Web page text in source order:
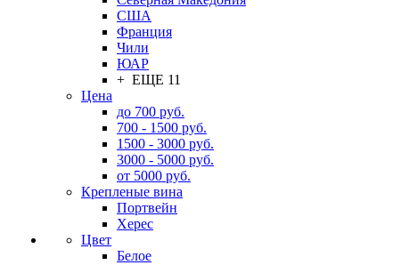
США
Франция
Чили
ЮАР
+ ЕЩЕ 11
Цена
до 700 руб.
700 - 1500 руб.
1500 - 3000 руб.
3000 - 5000 руб.
от 5000 руб.
Крепленые вина
Портвейн
Херес
Цвет
Белое